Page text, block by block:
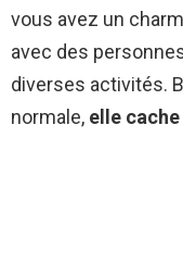
vous avez un
avec des
diverses activités.
normale, elle